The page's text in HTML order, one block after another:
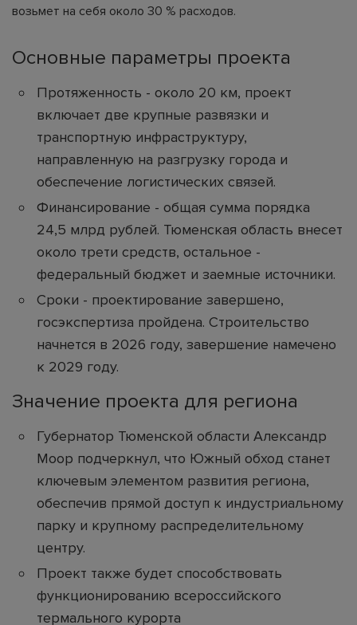
возьмет на себя около 30 % расходов.
Основные параметры проекта
Протяженность - около 20 км, проект
включает две крупные развязки и
транспортную инфраструктуру,
направленную на разгрузку города и
обеспечение логистических связей.
Финансирование - общая сумма порядка
24,5 млрд рублей. Тюменская область внесет
около трети средств, остальное -
федеральный бюджет и заемные источники.
Сроки - проектирование завершено,
госэкспертиза пройдена. Строительство
начнется в 2026 году, завершение намечено
к 2029 году.
Значение проекта для региона
Губернатор Тюменской области Александр
Моор подчеркнул, что Южный обход станет
ключевым элементом развития региона,
обеспечив прямой доступ к индустриальному
парку и крупному распределительному
центру.
Проект также будет способствовать
функционированию всероссийского
термального курорта